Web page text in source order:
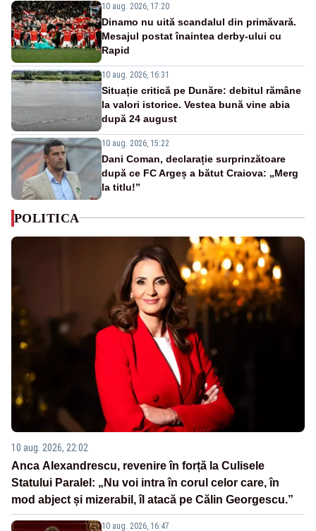
10 aug. 2026, 17:20
Dinamo nu uită scandalul din primăvară.
Mesajul postat înaintea derby-ului cu
Rapid
10 aug. 2026, 16:31
Situație critică pe Dunăre: debitul rămâne
la valori istorice. Vestea bună vine abia
după 24 august
10 aug. 2026, 15:22
Dani Coman, declarație surprinzătoare
după ce FC Argeș a bătut Craiova: „Merg
la titlu!”
POLITICA
10 aug. 2026, 22:02
Anca Alexandrescu, revenire în forță la Culisele
Statului Paralel: „Nu voi intra în corul celor care, în
mod abject și mizerabil, îl atacă pe Călin Georgescu.”
10 aug. 2026, 16:47